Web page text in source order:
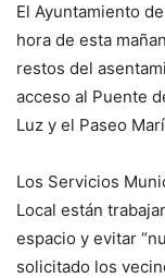
El Ayuntamiento
hora de esta
restos del
acceso al Puente
Luz y el Paseo
Los Servicios
Local están
espacio y evitar
solicitado los